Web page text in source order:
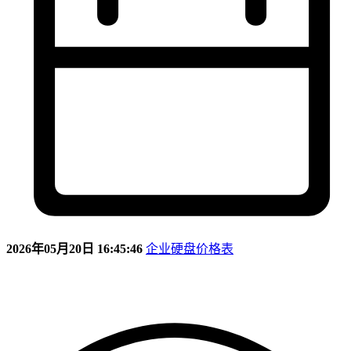
2026年05月20日 16:45:46 企业硬盘价格表